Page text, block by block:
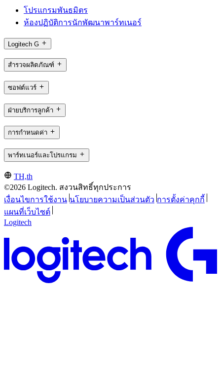
โปรแกรมพันธมิตร
ห้องปฏิบัติการนักพัฒนาพาร์ทเนอร์
Logitech G
สำรวจผลิตภัณฑ์
ซอฟต์แวร์
ฝ่ายบริการลูกค้า
การกำหนดค่า
พาร์ทเนอร์และโปรแกรม
TH,th
©2026 Logitech. สงวนสิทธิ์ทุกประการ
เงื่อนไขการใช้งาน นโยบายความเป็นส่วนตัว การตั้งค่าคุกกี้
แผนที่เว็บไซต์
Logitech